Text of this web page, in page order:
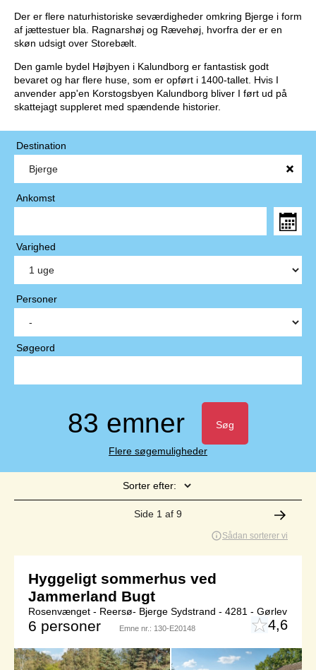
Der er flere naturhistoriske seværdigheder omkring Bjerge i form
af jættestuer bla. Ragnarshøj og Rævehøj, hvorfra der er en
skøn udsigt over Storebælt.
Den gamle bydel Højbyen i Kalundborg er fantastisk godt
bevaret og har flere huse, som er opført i 1400-tallet. Hvis I
anvender app'en Korstogsbyen Kalundborg bliver I ført ud på
skattejagt suppleret med spændende historier.
Destination
Ankomst
Varighed
Personer
Søgeord
83 emner Søg
Flere søgemuligheder
Sorter efter:
Side 1 af 9
Sådan sorterer vi
Hyggeligt sommerhus ved
Jammerland Bugt
Rosenvænget - Reersø- Bjerge Sydstrand - 4281 - Gørlev
6 personer Emne nr.: 130-E20148 4,6